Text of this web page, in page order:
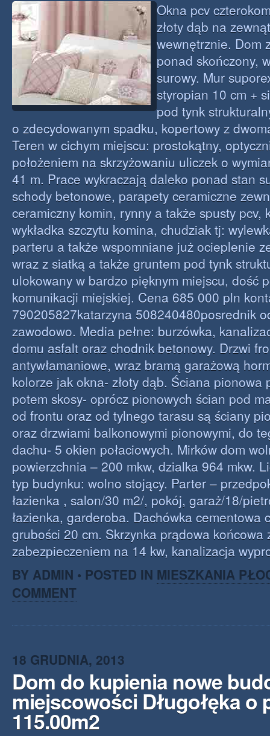
Okna pcv
złoty dąb na
wewnętrznie. Dom
ponad skończony,
surowy. Mur
styropian 10 cm +
pod tynk
o zdecydowanym spadku, kopertowy z
Teren w cichym miejscu: prostokątny,
położeniem na skrzyżowaniu uliczek o
41 m. Prace wykraczają daleko ponad stan
schody betonowe, parapety ceramiczne
ceramiczny komin, rynny a także spusty pcv,
wykładka szczytu komina, chudziak tj:
parteru a także wspomniane już ocieplenie
wraz z siatką a także gruntem pod tynk
ulokowany w bardzo pięknym miejscu, dość
komunikacji miejskiej. Cena 685 000 pln
790205827katarzyna 508240480posrednik
zawodowo. Media pełne: burzówka,
domu asfalt oraz chodnik betonowy. Drzwi
antywłamaniowe, wraz bramą garażową
kolorze jak okna- złoty dąb. Ściana pionowa
potem skosy- oprócz pionowych ścian pod
od frontu oraz od tylnego tarasu są ściany
oraz drzwiami balkonowymi pionowymi, do
dachu- 5 okien połaciowych. Mirków dom
powierzchnia – 200 mkw, dzialka 964 mkw.
typ budynku: wolno stojący. Parter –
łazienka , salon/30 m2/, pokój, garaż/18/
łazienka, garderoba. Dachówka cementowa
grubości 20 cm. Skrzynka prądowa końcowa
zabezpieczeniem na 14 kw, kanalizacja
BY ADMIN • POSTED IN MIESZKANIA
COMMENT
18 GRUDNIA, 2013
Dom do kupienia nowe
miejscowości Długołęka o
115.00m2